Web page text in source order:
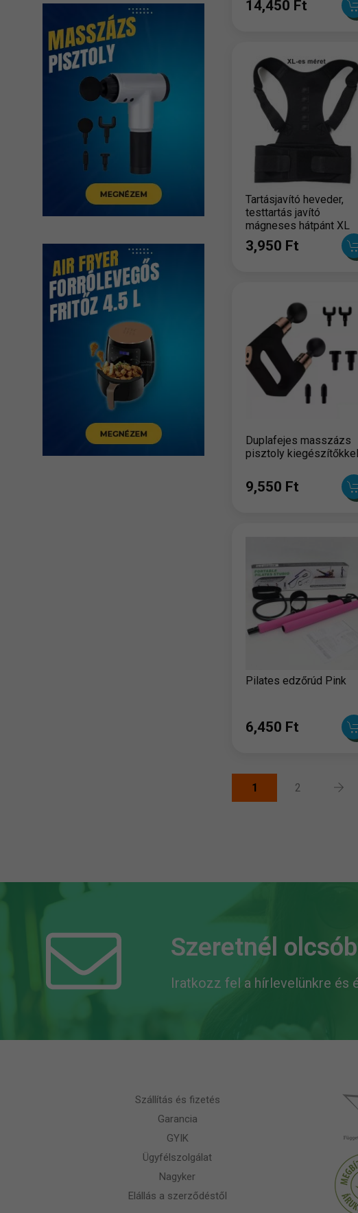
14,450 Ft
Tartásjavító heveder,
testtartás javító
mágneses hátpánt XL
3,950 Ft
Duplafejes masszázs
pisztoly kiegészítőkkel
9,550 Ft
Pilates edzőrúd Pink
6,450 Ft
1 2
Szeretnél
Iratkozz fel a hírlevelünkre és
Szállítás és fizetés
Garancia
GYIK
Ügyfélszolgálat
Nagyker
Elállás a szerződéstől